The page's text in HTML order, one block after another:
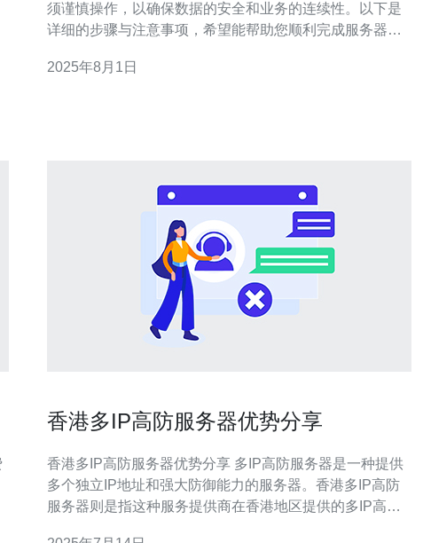
须谨慎操作，以确保数据的安全和业务的连续性。以下是
详细的步骤与注意事项，希望能帮助您顺利完成服务器的
前的服务器环境进行全面评估。请考虑以下几个方面： 1.1
2025年8月1日
香港多IP高防服务器优势分享
香港多IP高防服务器优势分享 多IP高防服务器是一种提供
多个独立IP地址和强大防御能力的服务器。香港多IP高防
服务器则是指这种服务提供商在香港地区提供的多IP高防